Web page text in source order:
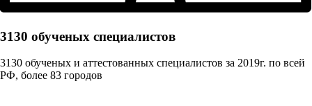
3130 обученых cпециалистов
3130 обученых и аттестованных специалистов за 2019г. по всей
РФ, более 83 городов